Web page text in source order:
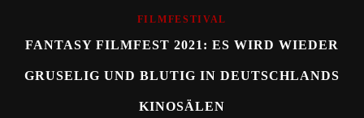
FILMFESTIVAL
FANTASY FILMFEST 2021: ES WIRD WIEDER
GRUSELIG UND BLUTIG IN DEUTSCHLANDS
KINOSÄLEN